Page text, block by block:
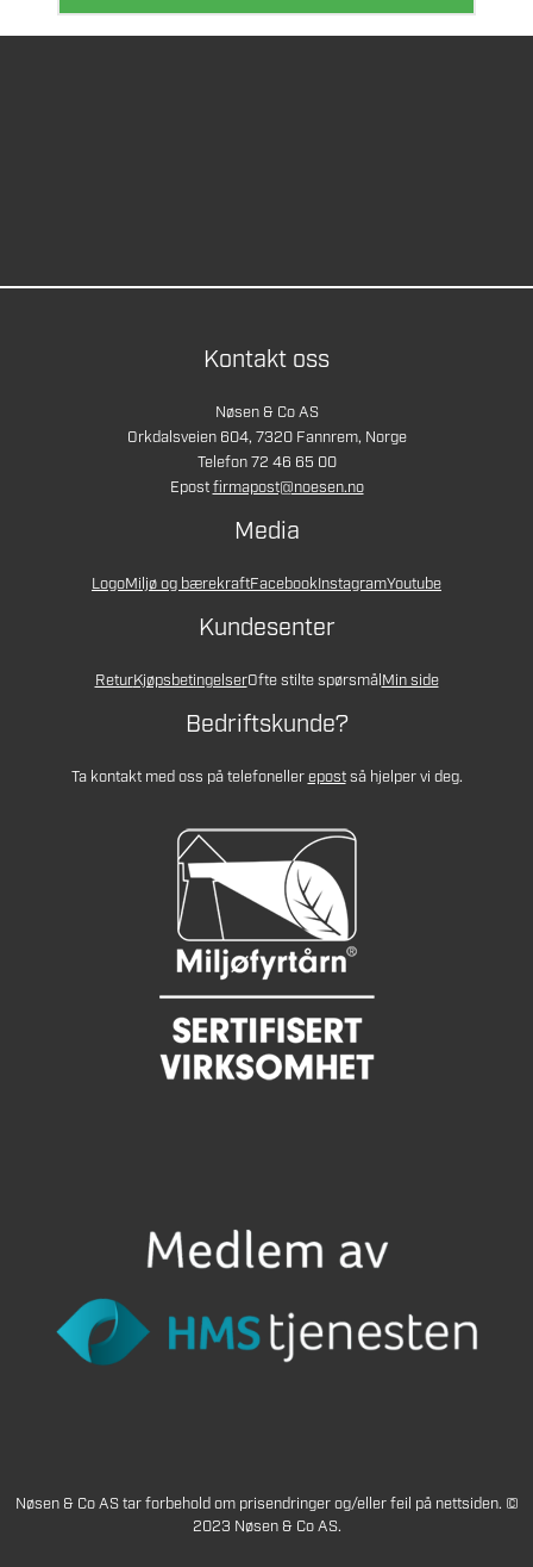
Kontakt oss
Nøsen & Co AS
Orkdalsveien 604, 7320 Fannrem, Norge
Telefon 72 46 65 00
Epostfirmapost@noesen.no
Media
LogoMiljø og bærekraftFacebookInstagramYoutube
Kundesenter
ReturKjøpsbetingelserOfte stilte spørsmålMin side
Bedriftskunde?
Ta kontakt med oss på telefonellerepostså hjelper vi deg.
Nøsen & Co AS tar forbehold om prisendringer og/eller feil på nettsiden. ©
2023 Nøsen & Co AS.